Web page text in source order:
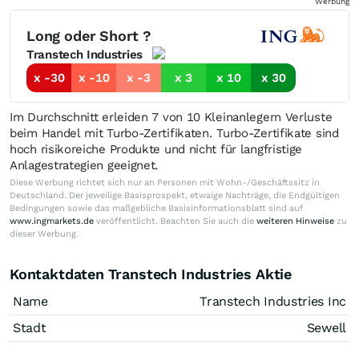
Long oder Short ?
Transtech Industries
x -30
x -10 x -3 x 3 x 10 x 30
Im Durchschnitt erleiden 7 von 10 Kleinanlegern Verluste
beim Handel mit Turbo-Zertifikaten. Turbo-Zertifikate sind
hoch risikoreiche Produkte und nicht für langfristige
Anlagestrategien geeignet.
Diese Werbung richtet sich nur an Personen mit Wohn-/Geschäftssitz in
Deutschland. Der jeweilige Basisprospekt, etwaige Nachträge, die Endgültigen
Bedingungen sowie das maßgebliche Basisinformationsblatt sind auf
www.ingmarkets.de veröffentlicht. Beachten Sie auch die weiteren Hinweise zu
dieser Werbung.
Kontaktdaten Transtech Industries Aktie
Name
Transtech Industries Inc
Stadt
Sewell